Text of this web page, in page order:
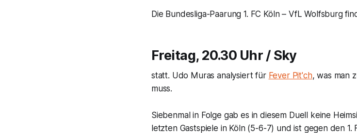
Die Bundesliga-Paarung 1. FC Köln – VfL Wolfsburg
Freitag, 20.30 Uhr / Sky
statt. Udo Muras analysiert für Fever Pit'ch, was man
muss.
Siebenmal in Folge gab es in diesem Duell keine
letzten Gastspiele in Köln (5-6-7) und ist gegen den